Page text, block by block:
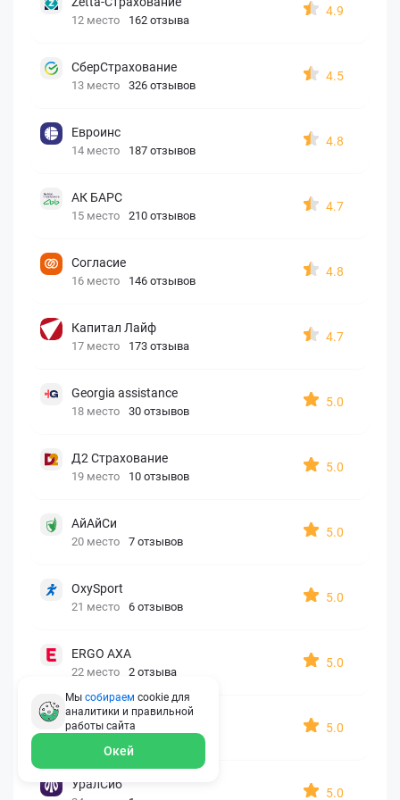
12 место 162 отзыва
4.9
СберСтрахование
13 место 326 отзывов
4.5
Евроинс
14 место 187 отзывов
4.8
АК БАРС
15 место 210 отзывов
4.7
Согласие
16 место 146 отзывов
4.8
Капитал Лайф
17 место 173 отзыва
4.7
Georgia assistance
18 место 30 отзывов
5.0
Д2 Страхование
19 место 10 отзывов
5.0
АйАйСи
20 место 7 отзывов
5.0
OxySport
21 место 6 отзывов
5.0
ERGO AXA
22 место 2 отзыва
5.0
Oxy Travel Premium
23 место 1 отзыв
5.0
УралСиб
5.0
Мы собираем cookie для
аналитики и правильной
работы сайта
Окей